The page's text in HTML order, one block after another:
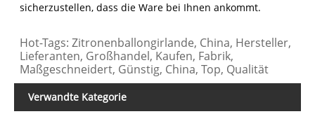
sicherzustellen, dass die Ware bei Ihnen ankommt.
Hot-Tags: Zitronenballongirlande, China, Hersteller,
Lieferanten, Großhandel, Kaufen, Fabrik,
Maßgeschneidert, Günstig, China, Top, Qualität
Verwandte Kategorie